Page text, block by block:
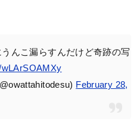
んこ漏らすんだけど奇跡の写
February 28,